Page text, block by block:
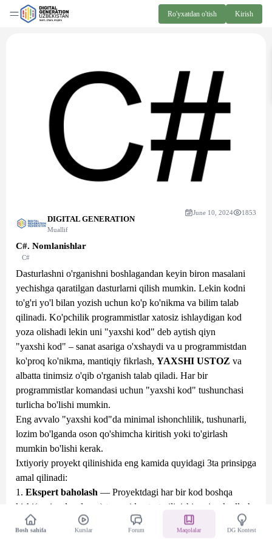
Ro'yxatdan o'tish Kirish
Bosh sahifa Kurslar Forum Maqolalar DG Kontest
DIGITAL GENERATION
Muallif
June 10, 2024 1853
C#. Nomlanishlar
C#
Dasturlashni o'rganishni boshlagandan keyin biron masalani
yechishga qaratilgan dasturlarni qilish mumkin. Lekin kodni
to'g'ri yo'l bilan yozish uchun ko'p ko'nikma va bilim talab
qilinadi. Ko'pchilik programmistlar xatosiz ishlaydigan kod
yoza olishadi lekin uni "yaxshi kod" deb aytish qiyn
"yaxshi kod" – sanat asariga o'xshaydi va u programmistdan
ko'proq ko'nikma, mantiqiy fikrlash, YAXSHI USTOZ va
albatta tinimsiz o'qib o'rganish talab qiladi. Har bir
programmistlar komandasi uchun "yaxshi kod" tushunchasi
turlicha bo'lishi mumkin.
Eng avvalo "yaxshi kod"da minimal ishonchlilik, tushunarli,
lozim bo'lganda oson qo'shimcha kiritish yoki to'girlash
mumkin bo'lishi kerak.
Ixtiyoriy proyekt qilinishida eng kamida quyidagi 3ta prinsipga
amal qilinadi:
1. Ekspert baholash — Proyektdagi har bir kod boshqa
kishi(senior developer) tamonidan test qilinishi, uning kodlash
standartlariga mos kelish yoki kelmasligini aniqlash, qo'yilgan
talablarga javob berish yoki bermasligini aniqlash.